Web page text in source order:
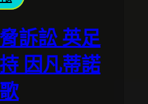
訴訟 英足
因凡蒂諾